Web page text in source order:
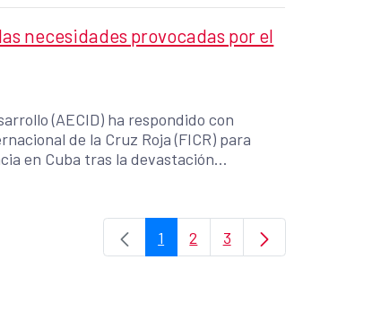
Para ello, se presentaron las
Triangular en Biotecnología (COCT-B) y
su articulación con instituciones
en conocimiento compartido,
necesidades provocadas por el
(AECID) ha respondido con
de la Cruz Roja (FICR) para
en Cuba tras la devastación
valor de 145.000€ consistente en kits
llegarán a Cuba entre el 3 y el 5 de
Página
1 Página
2 Página
3